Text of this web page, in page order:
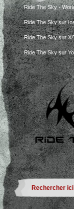
Ride The Sky -
Ride The Sky sur
Ride The Sky sur X/
Ride The Sky sur